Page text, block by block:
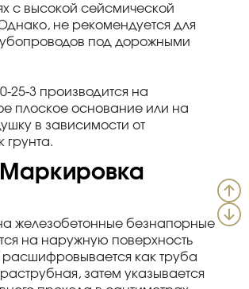
с высокой сейсмической
не рекомендуется для
под дорожными
25-3 производится на
плоское основание или на
в зависимости от
грунта.
Маркировка
железобетонные безнапорные
на наружную поверхность
расшифровывается как труба
затем указывается